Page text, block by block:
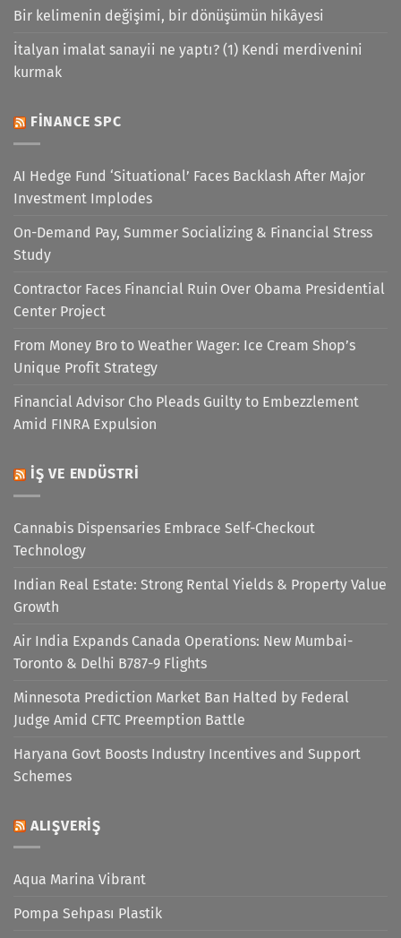
Bir kelimenin değişimi, bir dönüşümün hikâyesi
İtalyan imalat sanayii ne yaptı? (1) Kendi merdivenini
kurmak
FINANCE SPC
AI Hedge Fund ‘Situational’ Faces Backlash After Major
Investment Implodes
On-Demand Pay, Summer Socializing & Financial Stress
Study
Contractor Faces Financial Ruin Over Obama Presidential
Center Project
From Money Bro to Weather Wager: Ice Cream Shop’s
Unique Profit Strategy
Financial Advisor Cho Pleads Guilty to Embezzlement
Amid FINRA Expulsion
İŞ VE ENDÜSTRI
Cannabis Dispensaries Embrace Self-Checkout
Technology
Indian Real Estate: Strong Rental Yields & Property Value
Growth
Air India Expands Canada Operations: New Mumbai-
Toronto & Delhi B787-9 Flights
Minnesota Prediction Market Ban Halted by Federal
Judge Amid CFTC Preemption Battle
Haryana Govt Boosts Industry Incentives and Support
Schemes
ALIŞVERIŞ
Aqua Marina Vibrant
Pompa Sehpası Plastik